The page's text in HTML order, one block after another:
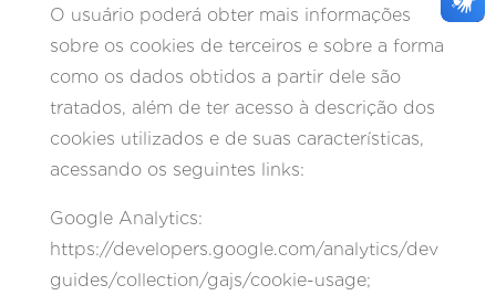
O usuário poderá obter mais informações
sobre os cookies de terceiros e sobre a forma
como os dados obtidos a partir dele são
tratados, além de ter acesso à descrição dos
cookies utilizados e de suas características,
acessando os seguintes links:
Google Analytics:
https://developers.google.com/analytics/dev
guides/collection/gajs/cookie-usage;